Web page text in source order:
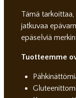
Tämä
jatkuvaa
epäselviä
Tuotteemme